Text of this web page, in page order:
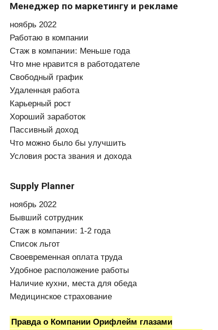
Менеджер по маркетингу и рекламе
ноябрь 2022
Работаю в компании
Стаж в компании: Меньше года
Что мне нравится в работодателе
Свободный график
Удаленная работа
Карьерный рост
Хороший заработок
Пассивный доход
Что можно было бы улучшить
Условия роста звания и дохода
Supply Planner
ноябрь 2022
Бывший сотрудник
Стаж в компании: 1-2 года
Список льгот
Своевременная оплата труда
Удобное расположение работы
Наличие кухни, места для обеда
Медицинское страхование
Правда о Компании Орифлейм глазами